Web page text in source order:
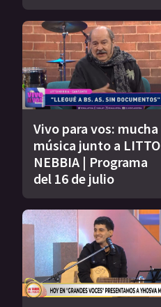
Vivo para vos: mucha
música junto a LITTO
NEBBIA | Programa
del 16 de julio